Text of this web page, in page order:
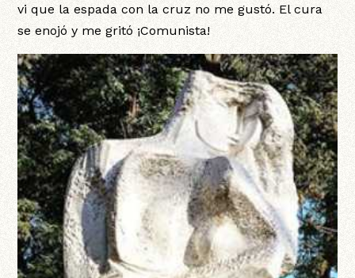
vi que la espada con la cruz no me gustó. El cura
se enojó y me gritó ¡Comunista!